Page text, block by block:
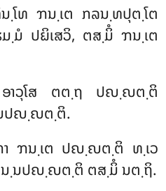
ທ ຠນ຺ເຕ ກລນ຺ທປຸຕ຺ໂຕ
ມ຺ມໍ ປຏິເສວິ, ຕສ຺ມິໍ ຠນ຺ເຕ
າວຸໂສ ຕຕ຺ຖ ປຎ຺ຎຕ຺ຕິ
ປຎ຺ຎຕ຺ຕິ.
າ ຠນ຺ເຕ ປຎ຺ຎຕ຺ຕິ ທ຺ເວ
ນປຎ຺ຎຕ຺ຕິ ຕສ຺ມິໍ ນຕ຺ຖິ.